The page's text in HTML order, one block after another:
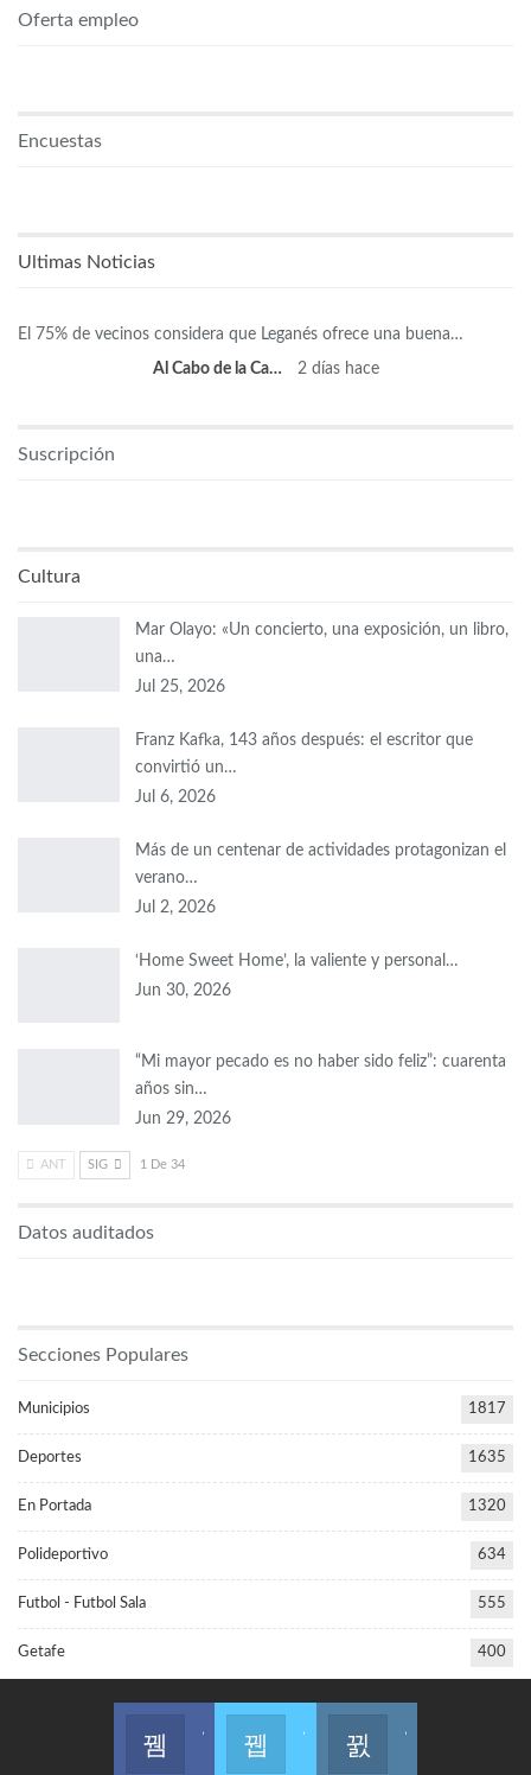
Oferta empleo
Encuestas
Ultimas Noticias
El 75% de vecinos considera que Leganés ofrece una buena…
Al Cabo de la Calle 2 días hace
Suscripción
Cultura
Mar Olayo: «Un concierto, una exposición, un libro,
una…
Jul 25, 2026
Franz Kafka, 143 años después: el escritor que
convirtió un…
Jul 6, 2026
Más de un centenar de actividades protagonizan el
verano…
Jul 2, 2026
‘Home Sweet Home’, la valiente y personal…
Jun 30, 2026
“Mi mayor pecado es no haber sido feliz”: cuarenta
años sin…
Jun 29, 2026
ANT SIG 1 De 34
Datos auditados
Secciones Populares
Municipios 1817
Deportes 1635
En Portada 1320
Polideportivo 634
Futbol - Futbol Sala 555
Getafe 400